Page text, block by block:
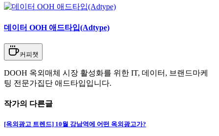
데이터 OOH 애드타입(Adtype)
커피챗
DOOH 옥외매체 시장 활성화를 위한 IT, 데이터, 브랜드마케
팅 전문가집단 애드타입입니다.
작가의 다른글
[옥외광고 트렌드] 10월 강남역에 어떤 옥외광고가?